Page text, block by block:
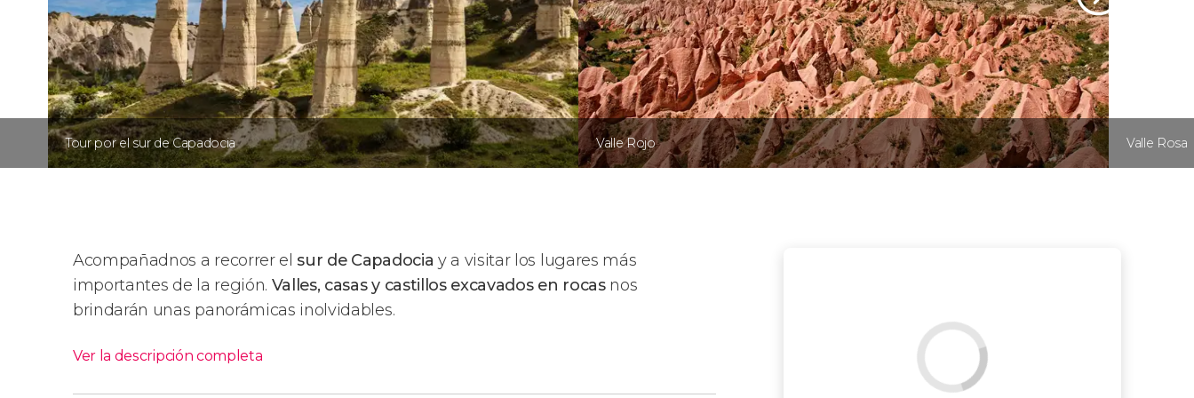
Tour por el sur de Capadocia Valle Rojo Valle Rosa
Acompañadnos a recorrer elsur de Capadocia y a visitar los lugares más
importantes de la región. Valles, casas y castillos excavados en rocasnos
brindarán unas panorámicas inolvidables.
Ver la descripción completa